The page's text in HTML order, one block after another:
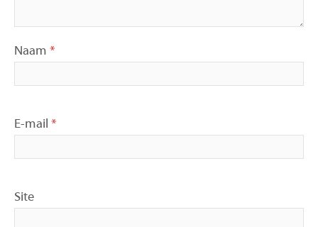
Naam *
E-mail *
Site